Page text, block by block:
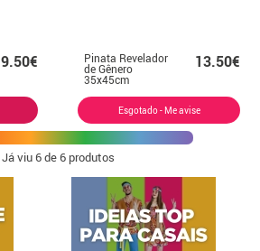
9.50€ Pinata Revelador
de Gênero
35x45cm
13.50€
Esgotado - Me avise
Já viu6de 6 produtos